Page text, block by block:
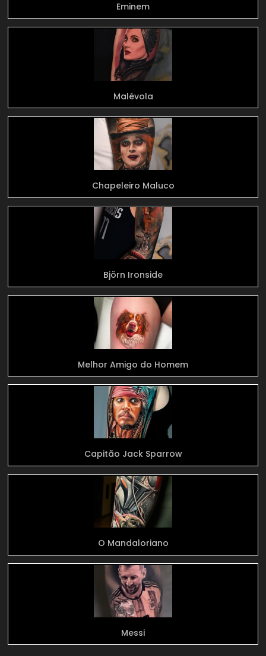
Eminem
Malévola
Chapeleiro Maluco
Björn Ironside
Melhor Amigo do Homem
Capitão Jack Sparrow
O Mandaloriano
Messi